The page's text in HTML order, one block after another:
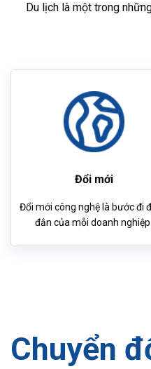
Du lịch là một trong
Đổi mới
Đổi mới công nghệ là bước đi
đắn của mỗi doanh nghiệp.
Chuyển